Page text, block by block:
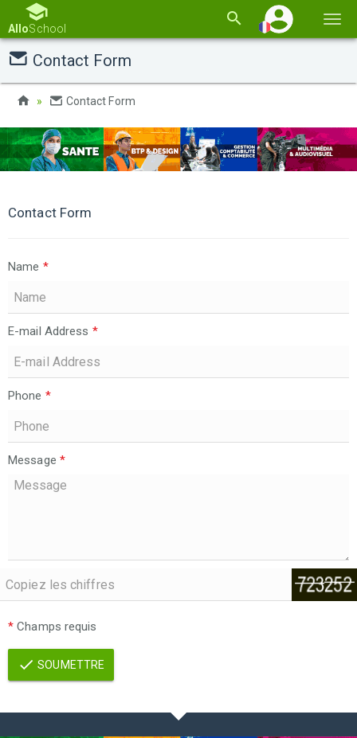
la
AlloSchool
Contact Form
Contact Form
Contact Form
Name *
E-mail Address *
Phone *
Message *
* Champs requis
SOUMETTRE